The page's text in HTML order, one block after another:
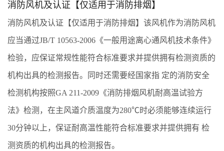
消防风机及认证【仅适用于消防排烟】
消防风机及认证【仅适用于消防排烟】该风机作为消防风机
应当通过JB/T 10563-2006《一般用途离心通风机技术条件》
检验，应保证常规性能符合标准要求并提供拥有检测资质的
机构出具的检测报告。同时还需要经国家指 定的消防安全
检测机构按照GA 211-2009《消防排烟风机耐高温试验方
法》检测，在主风道介质温度为280℃时必须能够连续运行
30分钟以上，保证耐高温性能符合标准要求并提供拥有 检
测资质的机构出具的检测报告。